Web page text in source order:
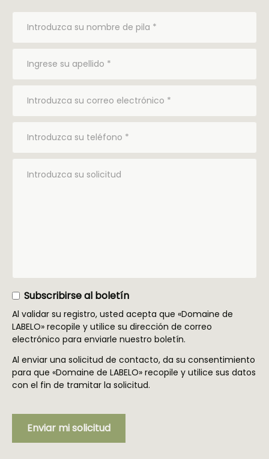
Subscribirse al boletín
Al validar su registro, usted acepta que «Domaine de
LABELO» recopile y utilice su dirección de correo
electrónico para enviarle nuestro boletín.
Al enviar una solicitud de contacto, da su consentimiento
para que «Domaine de LABELO» recopile y utilice sus datos
con el fin de tramitar la solicitud.